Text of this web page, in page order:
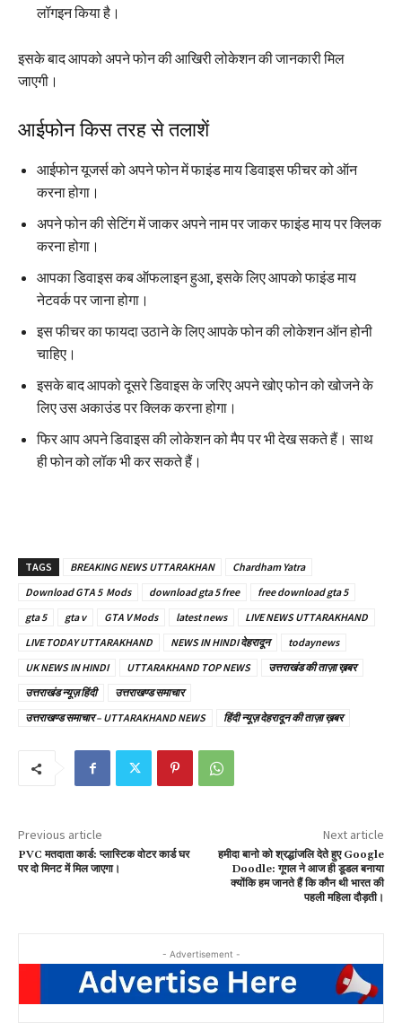
लॉगइन किया है।
इसके बाद आपको अपने फोन की आखिरी लोकेशन की जानकारी मिल
जाएगी।
आईफोन किस तरह से तलाशें
आईफोन यूजर्स को अपने फोन में फाइंड माय डिवाइस फीचर को ऑन
करना होगा।
अपने फोन की सेटिंग में जाकर अपने नाम पर जाकर फाइंड माय पर क्लिक
करना होगा।
आपका डिवाइस कब ऑफलाइन हुआ, इसके लिए आपको फाइंड माय
नेटवर्क पर जाना होगा।
इस फीचर का फायदा उठाने के लिए आपके फोन की लोकेशन ऑन होनी
चाहिए।
इसके बाद आपको दूसरे डिवाइस के जरिए अपने खोए फोन को खोजने के
लिए उस अकाउंड पर क्लिक करना होगा।
फिर आप अपने डिवाइस की लोकेशन को मैप पर भी देख सकते हैं। साथ
ही फोन को लॉक भी कर सकते हैं।
TAGS BREAKING NEWS UTTARAKHAN
Chardham Yatra
Download GTA 5 Mods
download gta 5 free
free download gta 5
gta 5
gta v GTA V Mods latest news
LIVE NEWS UTTARAKHAND
LIVE TODAY UTTARAKHAND
NEWS IN HINDI देहरादून
todaynews
UK NEWS IN HINDI
UTTARAKHAND TOP NEWS
उत्तराखंड की ताज़ा ख़बर
उत्तराखंड न्यूज़ हिंदी
उत्तराखण्ड समाचार
उत्तराखण्ड समाचार – UTTARAKHAND NEWS
हिंदी न्यूज़ देहरादून की ताज़ा ख़बर
Previous article
PVC मतदाता कार्ड: प्लास्टिक वोटर कार्ड घर
पर दो मिनट में मिल जाएगा।
Next article
हमीदा बानो को श्रद्धांजलि देते हुए Google
Doodle: गूगल ने आज ही डूडल बनाया
क्योंकि हम जानते हैं कि कौन थी भारत की
पहली महिला दौड़ती।
- Advertisement -